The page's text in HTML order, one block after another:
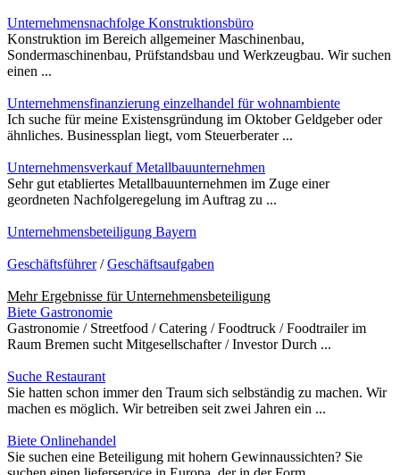
Unternehmensnachfolge Konstruktionsbüro
Konstruktion im Bereich allgemeiner Maschinenbau,
Sondermaschinenbau, Prüfstandsbau und Werkzeugbau. Wir suchen
einen ...
Unternehmensfinanzierung einzelhandel für wohnambiente
Ich suche für meine Existensgründung im Oktober Geldgeber oder
ähnliches. Businessplan liegt, vom Steuerberater ...
Unternehmensverkauf Metallbauunternehmen
Sehr gut etabliertes Metallbauunternehmen im Zuge einer
geordneten Nachfolgeregelung im Auftrag zu ...
Unternehmensbeteiligung Bayern
Geschäftsführer/Geschäftsaufgaben
Mehr Ergebnisse fürUnternehmensbeteiligung
Biete Gastronomie
Gastronomie / Streetfood / Catering / Foodtruck / Foodtrailer im
Raum Bremen sucht Mitgesellschafter / Investor Durch ...
Suche Restaurant
Sie hatten schon immer den Traum sich selbständig zu machen. Wir
machen es möglich. Wir betreiben seit zwei Jahren ein ...
Biete Onlinehandel
Sie suchen eine Beteiligung mit hohern Gewinnaussichten? Sie